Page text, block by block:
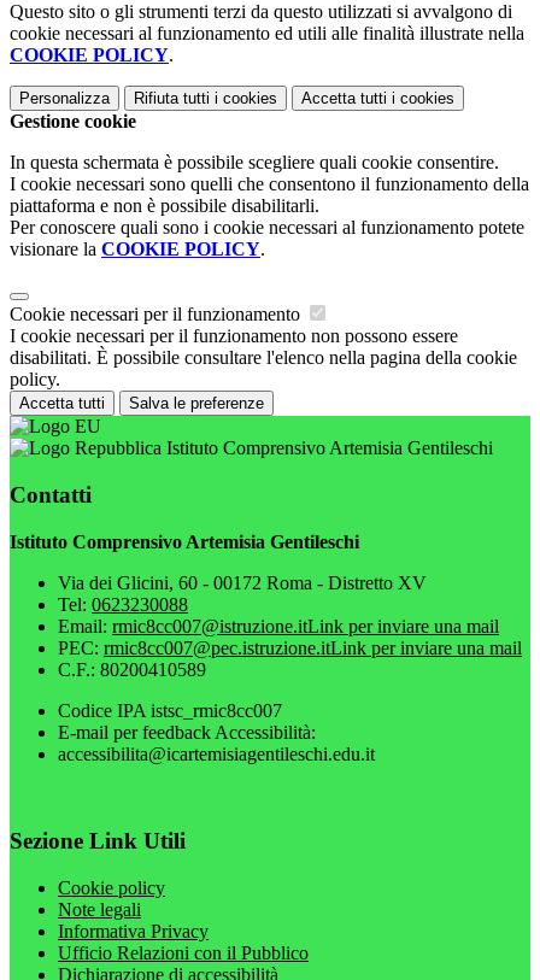
Questo sito o gli strumenti terzi da questo utilizzati si avvalgono di
cookie necessari al funzionamento ed utili alle finalità illustrate nella
COOKIE POLICY.
Personalizza Rifiuta tutti i cookies Accetta tutti i cookies
Gestione cookie
In questa schermata è possibile scegliere quali cookie consentire.
I cookie necessari sono quelli che consentono il funzionamento della
piattaforma e non è possibile disabilitarli.
Per conoscere quali sono i cookie necessari al funzionamento potete
visionare la COOKIE POLICY.
Cookie necessari per il funzionamento
I cookie necessari per il funzionamento non possono essere
disabilitati. È possibile consultare l'elenco nella pagina della cookie
policy.
Accetta tutti Salva le preferenze
Istituto Comprensivo Artemisia Gentileschi
Contatti
Istituto Comprensivo Artemisia Gentileschi
Via dei Glicini, 60 - 00172 Roma - Distretto XV
Tel: 0623230088
Email: rmic8cc007@istruzione.itLink per inviare una mail
PEC: rmic8cc007@pec.istruzione.itLink per inviare una mail
C.F.: 80200410589
Codice IPA istsc_rmic8cc007
E-mail per feedback Accessibilità:
accessibilita@icartemisiagentileschi.edu.it
Sezione Link Utili
Cookie policy
Note legali
Informativa Privacy
Ufficio Relazioni con il Pubblico
Dichiarazione di accessibilità